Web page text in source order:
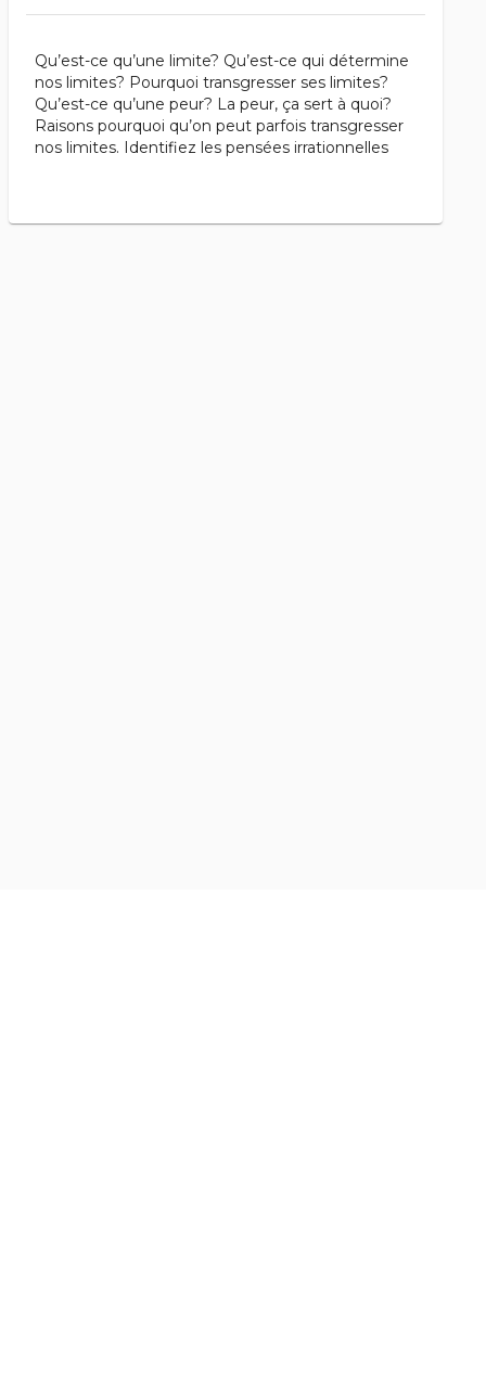
Qu’est-ce qu’une limite? Qu’est-ce qui détermine
nos limites? Pourquoi transgresser ses limites?
Qu’est-ce qu’une peur? La peur, ça sert à quoi?
Raisons pourquoi qu’on peut parfois transgresser
nos limites. Identifiez les pensées irrationnelles